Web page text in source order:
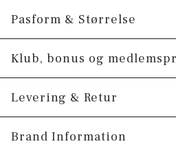
Krølfri overflade.
Technical habitjakke
Pletfri.
Fremstillet i en uldblend.
Lavet med Superflex,
Pasform & Størrelse
Fit:Modern fit
bevægelsesfrihed
Størrelsesguide
Klub, bonus og
Tilmeld dig Klub
Spar 10% på din første
Levering & Retur
1-2 hverdage.
Brand Information